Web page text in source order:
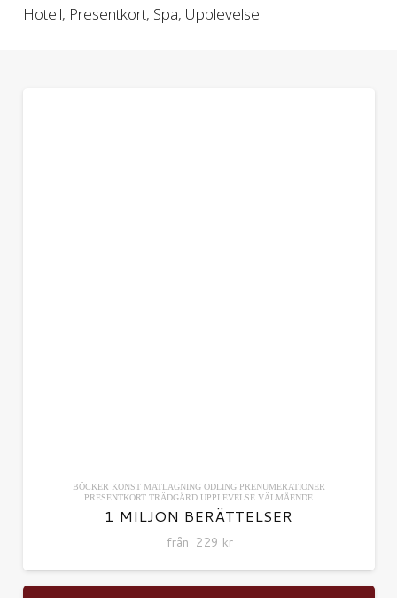
Hotell, Presentkort, Spa, Upplevelse
BÖCKER KONST MATLAGNING ODLING PRENUMERATIONER
PRESENTKORT TRÄDGÅRD UPPLEVELSE VÄLMÅENDE
1 MILJON BERÄTTELSER
från 229 kr